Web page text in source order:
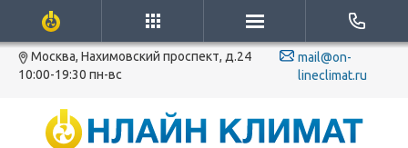
Москва, Нахимовский проспект, д.24
10:00-19:30 пн-вс
mail@on-
lineclimat.ru